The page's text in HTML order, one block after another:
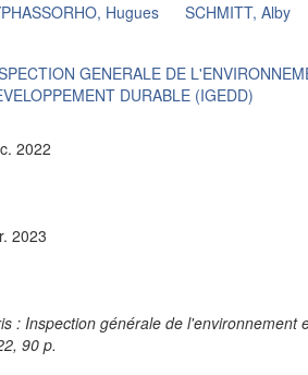
Hugues SCHMITT, Alby
GENERALE DE
DURABLE (IGEDD)
2022
2023
: Inspection générale de
90 p.